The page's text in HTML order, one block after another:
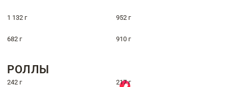
1 132 г 952 г
682 г 910 г
РОЛЛЫ
242 г 217 г